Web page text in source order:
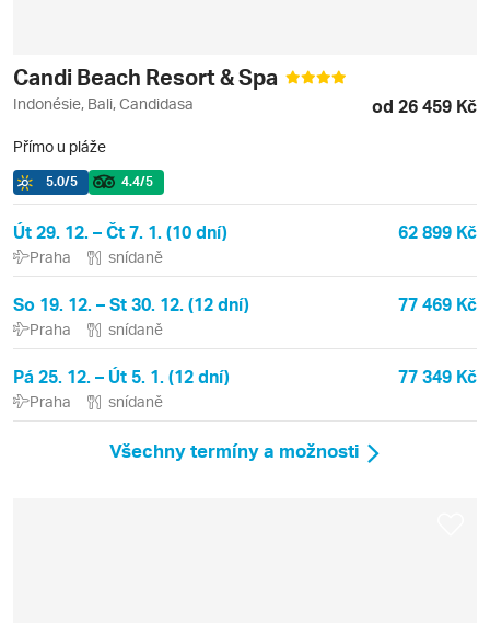
Candi Beach Resort & Spa
Indonésie, Bali, Candidasa od 26 459 Kč
Přímo u pláže
5.0/5 4.4/5
Út 29. 12. – Čt 7. 1. (10 dní) 62 899 Kč
Praha snídaně
So 19. 12. – St 30. 12. (12 dní) 77 469 Kč
Praha snídaně
Pá 25. 12. – Út 5. 1. (12 dní) 77 349 Kč
Praha snídaně
Všechny termíny a možnosti